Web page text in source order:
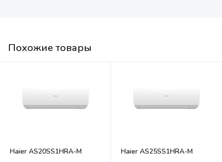
Похожие товары
Haier AS20SS1HRA-M Haier AS25SS1HRA-M